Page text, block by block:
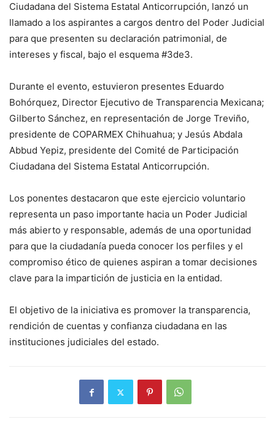
Ciudadana del Sistema Estatal Anticorrupción, lanzó un
llamado a los aspirantes a cargos dentro del Poder Judicial
para que presenten su declaración patrimonial, de
intereses y fiscal, bajo el esquema #3de3.
Durante el evento, estuvieron presentes Eduardo
Bohórquez, Director Ejecutivo de Transparencia Mexicana;
Gilberto Sánchez, en representación de Jorge Treviño,
presidente de COPARMEX Chihuahua; y Jesús Abdala
Abbud Yepiz, presidente del Comité de Participación
Ciudadana del Sistema Estatal Anticorrupción.
Los ponentes destacaron que este ejercicio voluntario
representa un paso importante hacia un Poder Judicial
más abierto y responsable, además de una oportunidad
para que la ciudadanía pueda conocer los perfiles y el
compromiso ético de quienes aspiran a tomar decisiones
clave para la impartición de justicia en la entidad.
El objetivo de la iniciativa es promover la transparencia,
rendición de cuentas y confianza ciudadana en las
instituciones judiciales del estado.